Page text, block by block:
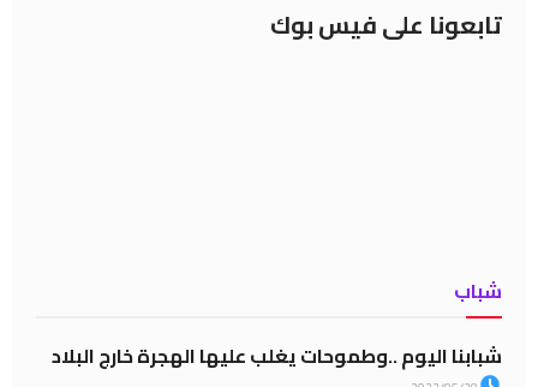
تابعونا على فيس بوك
شباب
شبابنا اليوم ..وطموحات يغلب عليها الهجرة خارج البلاد